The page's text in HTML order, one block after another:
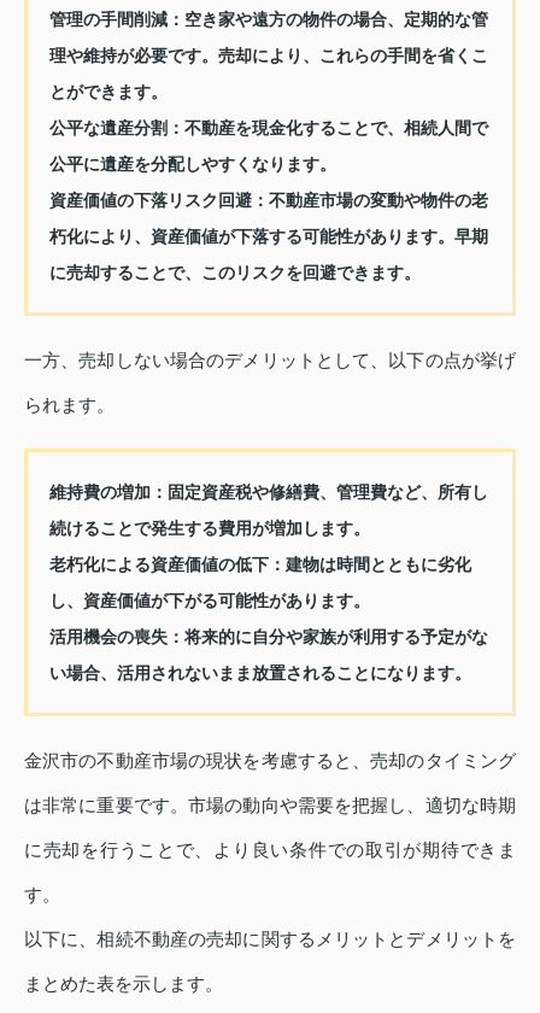
管理の手間削減： 空き家や遠方の物件の場合、定期的な管
理や維持が必要です。売却により、これらの手間を省くこ
とができます。
公平な遺産分割： 不動産を現金化することで、相続人間で
公平に遺産を分配しやすくなります。
資産価値の下落リスク回避： 不動産市場の変動や物件の老
朽化により、資産価値が下落する可能性があります。早期
に売却することで、このリスクを回避できます。
一方、売却しない場合のデメリットとして、以下の点が挙げ
られます。
維持費の増加： 固定資産税や修繕費、管理費など、所有し
続けることで発生する費用が増加します。
老朽化による資産価値の低下： 建物は時間とともに劣化
し、資産価値が下がる可能性があります。
活用機会の喪失： 将来的に自分や家族が利用する予定がな
い場合、活用されないまま放置されることになります。
金沢市の不動産市場の現状を考慮すると、売却のタイミング
は非常に重要です。市場の動向や需要を把握し、適切な時期
に売却を行うことで、より良い条件での取引が期待できま
す。
以下に、相続不動産の売却に関するメリットとデメリットを
まとめた表を示します。